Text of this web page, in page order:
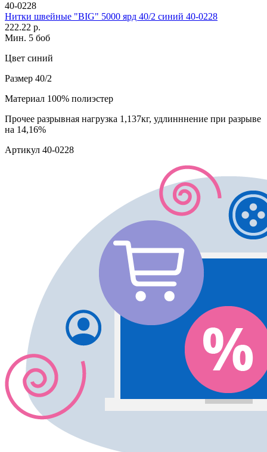
40-0228
Нитки швейные "BIG" 5000 ярд 40/2 синий 40-0228
222.22 р.
Мин. 5 боб
Цвет синий
Размер 40/2
Материал 100% полиэстер
Прочее разрывная нагрузка 1,137кг, удлинннение при разрыве
на 14,16%
Артикул 40-0228